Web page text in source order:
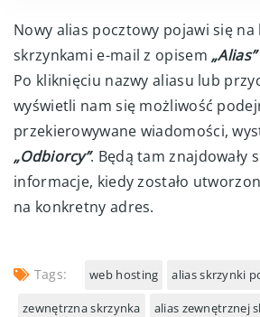
Nowy alias pocztowy pojawi się na
skrzynkami e-mail z opisem „Alias”
Po kliknięciu nazwy aliasu lub
wyświetli nam się możliwość
przekierowywane wiadomości,
„Odbiorcy”. Będą tam znajdowały
informacje, kiedy zostało
na konkretny adres.
Tags: web hosting alias skrzynki
zewnętrzna skrzynka alias zewnętrznej